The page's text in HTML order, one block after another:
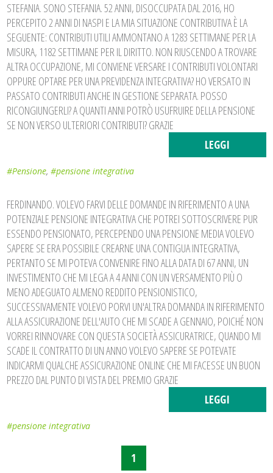
STEFANIA. SONO STEFANIA. 52 ANNI, DISOCCUPATA DAL 2016, HO
PERCEPITO 2 ANNI DI NASPI E LA MIA SITUAZIONE CONTRIBUTIVA È LA
SEGUENTE: CONTRIBUTI UTILI AMMONTANO A 1283 SETTIMANE PER LA
MISURA, 1182 SETTIMANE PER IL DIRITTO. NON RIUSCENDO A TROVARE
ALTRA OCCUPAZIONE, MI CONVIENE VERSARE I CONTRIBUTI VOLONTARI
OPPURE OPTARE PER UNA PREVIDENZA INTEGRATIVA? HO VERSATO IN
PASSATO CONTRIBUTI ANCHE IN GESTIONE SEPARATA. POSSO
RICONGIUNGERLI? A QUANTI ANNI POTRÒ USUFRUIRE DELLA PENSIONE
SE NON VERSO ULTERIORI CONTRIBUTI? GRAZIE
LEGGI
#Pensione,#pensione integrativa
FERDINANDO. VOLEVO FARVI DELLE DOMANDE IN RIFERIMENTO A UNA
POTENZIALE PENSIONE INTEGRATIVA CHE POTREI SOTTOSCRIVERE PUR
ESSENDO PENSIONATO, PERCEPENDO UNA PENSIONE MEDIA VOLEVO
SAPERE SE ERA POSSIBILE CREARNE UNA CONTIGUA INTEGRATIVA,
PERTANTO SE MI POTEVA CONVENIRE FINO ALLA DATA DI 67 ANNI, UN
INVESTIMENTO CHE MI LEGA A 4 ANNI CON UN VERSAMENTO PIÙ O
MENO ADEGUATO ALMENO REDDITO PENSIONISTICO,
SUCCESSIVAMENTE VOLEVO PORVI UN'ALTRA DOMANDA IN RIFERIMENTO
ALLA ASSICURAZIONE DELL'AUTO CHE MI SCADE A GENNAIO, POICHÉ NON
VORREI RINNOVARE CON QUESTA SOCIETÀ ASSICURATRICE, QUANDO MI
SCADE IL CONTRATTO DI UN ANNO VOLEVO SAPERE SE POTEVATE
INDICARMI QUALCHE ASSICURAZIONE ONLINE CHE MI FACESSE UN BUON
PREZZO DAL PUNTO DI VISTA DEL PREMIO GRAZIE
LEGGI
#pensione integrativa
1